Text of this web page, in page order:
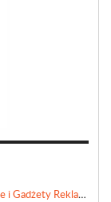
Agencja Reklamowa "Gadżet PL" I Studio Graficzne i Gadżety Reklamowe